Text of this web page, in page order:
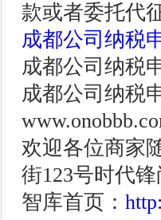
款或者委托代
成都公司纳税
成都公司纳税
成都公司纳税
欢迎各位商家
街123号时代
智库首页：